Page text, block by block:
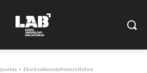
EkintzaSozialaKomunitatea